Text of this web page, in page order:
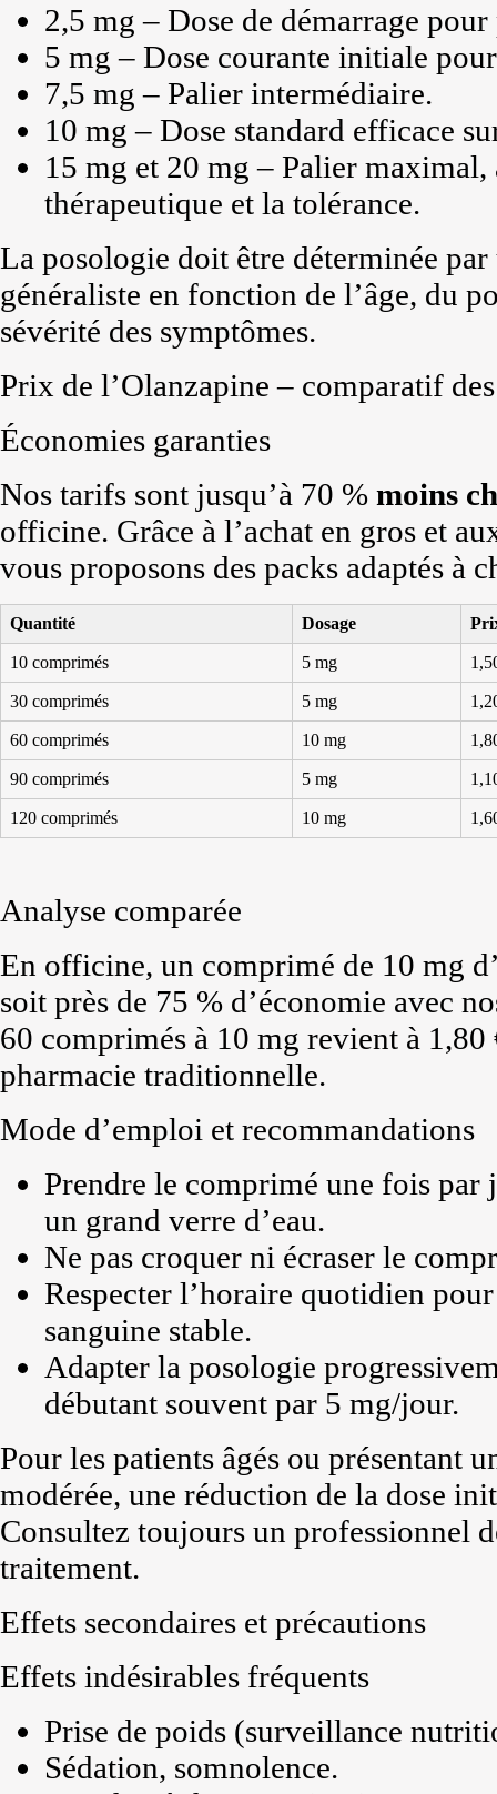
2,5 mg – Dose de démarrage
5 mg – Dose courante initiale
7,5 mg – Palier intermédiaire.
10 mg – Dose standard efficace
15 mg et 20 mg – Palier maximal,
thérapeutique et la tolérance.
La posologie doit être déterminée
généraliste en fonction de l’âge, du
sévérité des symptômes.
Prix de l’Olanzapine – comparatif
Économies garanties
Nos tarifs sont jusqu’à 70 % moins
officine. Grâce à l’achat en gros et
vous proposons des packs adaptés à
Quantité Dosage
10 comprimés 5 mg
30 comprimés 5 mg
60 comprimés 10 mg
90 comprimés 5 mg
120 comprimés 10 mg
Analyse comparée
En officine, un comprimé de 10 mg
soit près de 75 % d’économie avec
60 comprimés à 10 mg revient à
pharmacie traditionnelle.
Mode d’emploi et recommandations
Prendre le comprimé une fois par
un grand verre d’eau.
Ne pas croquer ni écraser le
Respecter l’horaire quotidien
sanguine stable.
Adapter la posologie
débutant souvent par 5 mg/jour.
Pour les patients âgés ou présentant
modérée, une réduction de la dose
Consultez toujours un professionnel
traitement.
Effets secondaires et précautions
Effets indésirables fréquents
Prise de poids (surveillance
Sédation, somnolence.